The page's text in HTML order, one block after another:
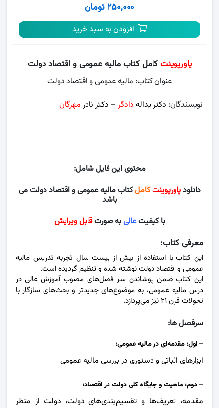
۲۵۰,۰۰۰ تومان
افزودن به سبد خرید
پاورپوینتکامل کتاب مالیه عمومی و اقتصاد دولت
عنوان کتاب: مالیه عمومی و اقتصاد دولت
نویسندگان: دکتر یداله دادگر – دکتر نادر مهرگان
محتوی این فایل شامل:
دانلودپاورپوینتکاملکتاب مالیه عمومی و اقتصاد دولت می
باشد
با کیفیتعالیبه صورتقابل ویرایش
معرفی کتاب:
این کتاب با استفاده از بیش از بیست سال تجربه تدریس مالیه
عمومی و اقتصاد دولت نوشته شده و تنظیم گردیده است.
این کتاب ضمن پوشاندن سر فصل‌های مصوب آموزش عالی در
درس مالیه عمومی، به موضوع‌های جدیدتر و بحث‌های سازگار با
تحولات قرن ٢۱ نیز می‌پردازد.
سرفصل ها:
– اول: مقدمه‌ای در مالیه عمومی:
ابزارهای اثباتی و دستوری در بررسی مالیه عمومی
– دوم: ماهیت و جایگاه کلی دولت در اقتصاد:
مقدمه، تعریف‌ها و تقسیم‌بندی‌های دولت، دولت از منظر